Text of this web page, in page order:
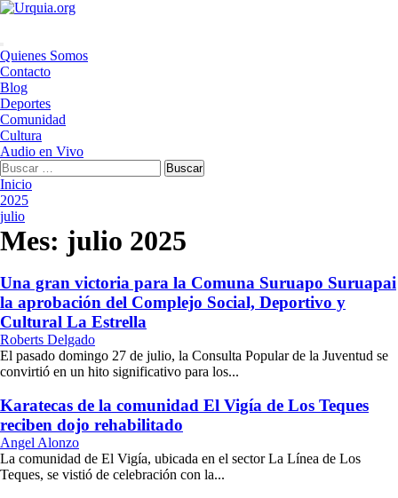
Saltar
Menú
principal
Quienes Somos
Contacto
Blog
Deportes
Comunidad
Cultura
Audio en Vivo
Buscar:
Inicio
2025
julio
Mes: julio 2025
Una gran victoria para la Comuna Suruapo Suruapai
la aprobación del Complejo Social, Deportivo y
Cultural La Estrella
Roberts Delgado
El pasado domingo 27 de julio, la Consulta Popular de la Juventud se
convirtió en un hito significativo para los...
Karatecas de la comunidad El Vigía de Los Teques
reciben dojo rehabilitado
Angel Alonzo
La comunidad de El Vigía, ubicada en el sector La Línea de Los
Teques, se vistió de celebración con la...